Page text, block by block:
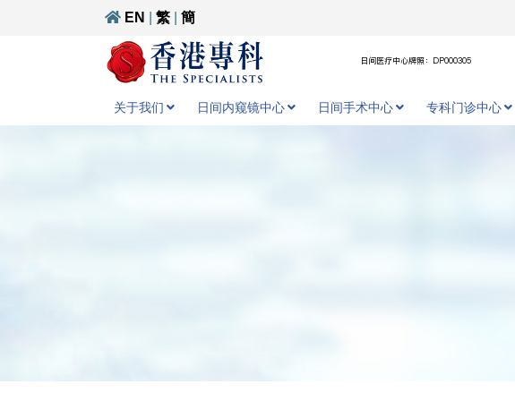
EN 繁 簡
日间医疗中心牌照：DP000305
关于我们 日间内窥镜中心 日间手术中心 专科门诊中心